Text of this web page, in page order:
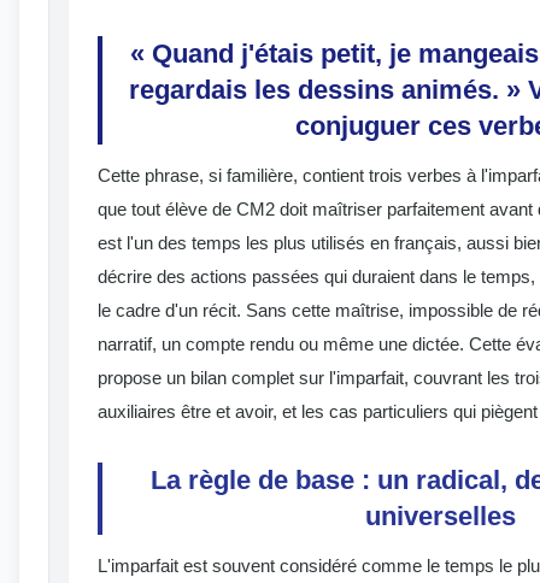
« Quand j'étais petit, je
regardais les dessins animés. »
conjuguer ces
Cette phrase, si familière, contient trois verbes à
que tout élève de CM2 doit maîtriser parfaitement
est l'un des temps les plus utilisés en français, aussi
décrire des actions passées qui duraient dans le
le cadre d'un récit. Sans cette maîtrise, impossible de
narratif, un compte rendu ou même une dictée. Cette
propose un bilan complet sur l'imparfait, couvrant les
auxiliaires être et avoir, et les cas particuliers qui
La règle de base : un radical,
universelles
L'imparfait est souvent considéré comme le temps le